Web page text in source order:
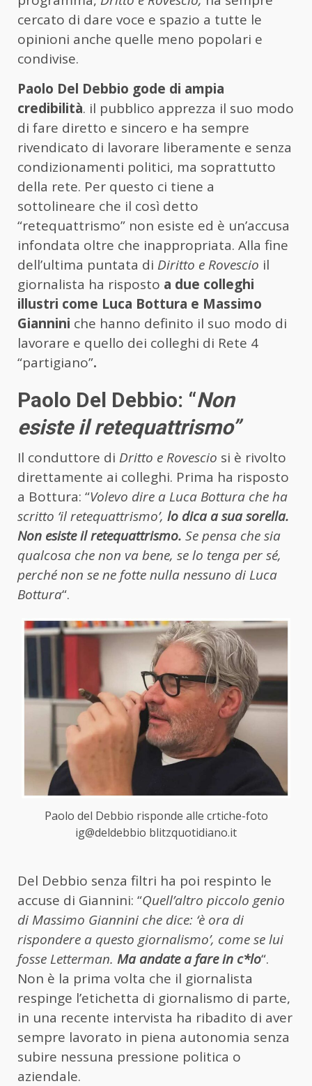
cercato di dare voce e spazio a tutte le
opinioni anche quelle meno popolari e
condivise.
Paolo Del Debbio gode di ampia
credibilità. il pubblico apprezza il suo modo
di fare diretto e sincero e ha sempre
rivendicato di lavorare liberamente e senza
condizionamenti politici, ma soprattutto
della rete. Per questo ci tiene a
sottolineare che il così detto
“retequattrismo” non esiste ed è un’accusa
infondata oltre che inappropriata. Alla fine
dell’ultima puntata di Diritto e Rovescio il
giornalista ha risposto a due colleghi
illustri come Luca Bottura e Massimo
Giannini che hanno definito il suo modo di
lavorare e quello dei colleghi di Rete 4
“partigiano”.
Paolo Del Debbio: “Non
esiste il retequattrismo”
Il conduttore di Dritto e Rovescio si è rivolto
direttamente ai colleghi. Prima ha risposto
a Bottura: “Volevo dire a Luca Bottura che ha
scritto ‘il retequattrismo’, lo dica a sua sorella.
Non esiste il retequattrismo. Se pensa che sia
qualcosa che non va bene, se lo tenga per sé,
perché non se ne fotte nulla nessuno di Luca
Bottura“.
Paolo del Debbio risponde alle crtiche-foto
ig@deldebbio blitzquotidiano.it
Del Debbio senza filtri ha poi respinto le
accuse di Giannini: “Quell’altro piccolo genio
di Massimo Giannini che dice: ‘è ora di
rispondere a questo giornalismo’, come se lui
fosse Letterman. Ma andate a fare in c*lo“.
Non è la prima volta che il giornalista
respinge l’etichetta di giornalismo di parte,
in una recente intervista ha ribadito di aver
sempre lavorato in piena autonomia senza
subire nessuna pressione politica o
aziendale.